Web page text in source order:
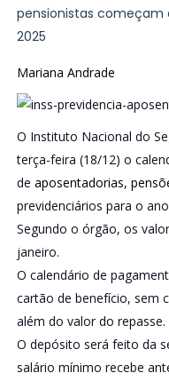
pensionistas começam
2025
Mariana Andrade
O Instituto Nacional do
terça-feira (18/12) o
de aposentadorias,
previdenciários para o
Segundo o órgão, os
janeiro.
O calendário de
cartão de benefício, sem
além do valor do repasse.
O depósito será feito da
salário mínimo recebe